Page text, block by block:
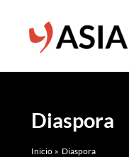
contenido
Diaspora
Inicio Diaspora